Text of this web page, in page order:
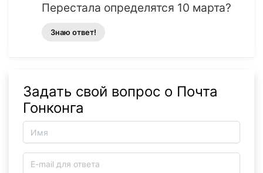
Перестала определятся 10 марта?
Знаю ответ!
Задать свой вопрос о Почта
Гонконга